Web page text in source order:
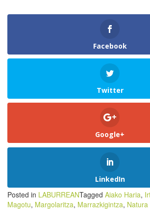
Facebook
Twitter
Google+
LinkedIn
Posted in LABURREANTagged Aiako Haria,
Magotu, Margolaritza, Marrazkigintza, Natura